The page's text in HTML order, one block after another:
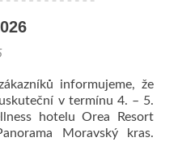
informujeme, že
v termínu 4. – 5.
hotelu Orea Resort
Moravský kras.